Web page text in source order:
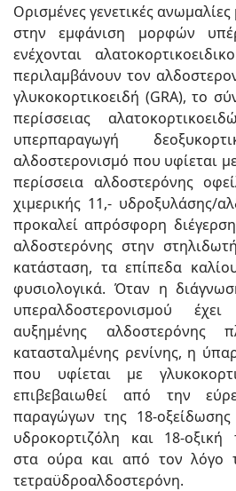
Ορισμένες γενετικές
στην εμφάνιση μορφών
ενέχονται
περιλαμβάνουν τον
γλυκοκορτικοειδή (GRA), το
περίσσειας
υπερπαραγωγή
αλδοστερονισμό που υφίεται
περίσσεια αλδοστερόνης
χιμερικής 11,- υδροξυλάσης/
προκαλεί απρόσφορη
αλδοστερόνης στην
κατάσταση, τα επίπεδα
φυσιολογικά. Όταν η
υπεραλδοστερονισμού
αυξημένης αλδοστερόνης
κατασταλμένης ρενίνης, η
που υφίεται με
επιβεβαιωθεί από την
παραγώγων της 18-οξείδωσης
υδροκορτιζόλη και 18-οξική
στα ούρα και από τον λόγο
τετραϋδροαλδοστερόνη.